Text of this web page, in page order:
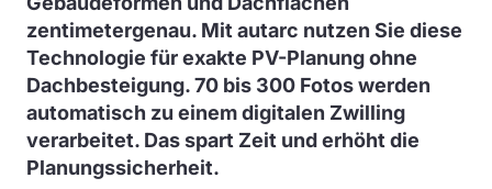
zentimetergenau. Mit autarc nutzen Sie diese
Technologie für exakte PV-Planung ohne
Dachbesteigung. 70 bis 300 Fotos werden
automatisch zu einem digitalen Zwilling
verarbeitet. Das spart Zeit und erhöht die
Planungssicherheit.